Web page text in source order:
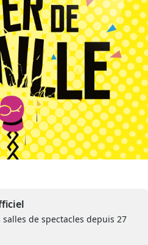
de spectacles depuis 27